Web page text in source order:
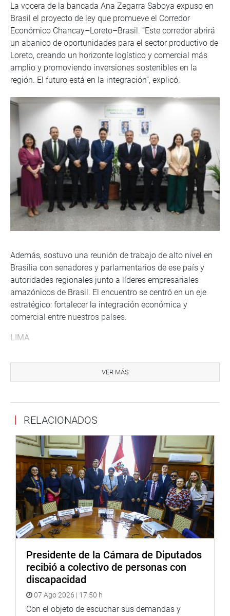
La vocera de la bancada Ana Zegarra Saboya expuso en
Brasil el proyecto de ley que promueve el Corredor
Económico Chancay–Loreto–Brasil. “Este corredor abrirá
un abanico de oportunidades para el sector productivo de
Loreto, creando un horizonte logístico y comercial más
amplio y promoviendo inversiones sostenibles en la
región. El futuro está en la integración”, explicó.
Además, sostuvo una reunión de trabajo de alto nivel en
Brasilia con senadores y parlamentarios de ese país y
autoridades regionales junto a líderes empresariales
amazónicos de Brasil. El encuentro se centró en un eje
estratégico: fortalecer la integración económica y
comercial entre nuestros países.
LIMA
con el presidente de la república, José Jerí y la delegación
interangencial de los Estados Unidos, encabezada por el
fortalecer el nuevo plan nacional de seguridad ciudadana.
Su colega Alex Paredes Gonzales también sostuvo una
reunión representante de los Promotores Educativos
Comunitarios con funcionarios del MIDIS y el MINEDU
para atender la problemática de los PRONOEI.
Los temas que trataron en la mesa técnica fueron los
pagos de propinas a promotoras, presupuesto de
desayuno para los niños del ciclo 1, así como las
condiciones para la contratación de personal y
LORETO
Por su parte, el congresista Jorge Morante Figari se
reunió el director de DISAFILPA, Raúl Del Águila, quien
informó que la superposición de predios es la principal
VER MÁS
RELACIONADOS
Presidente de la Cámara de Diputados
recibió a colectivo de personas con
discapacidad
07 Ago 2026 | 17:50 h
Con el objeto de escuchar sus demandas y